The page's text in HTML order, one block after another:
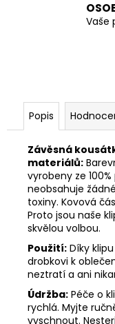
Vaše
Popis
Závěsná
materiálů:
vyrobeny ze
neobsahuje
toxiny. Kovová
Proto jsou naše
skvělou volbou.
Použití: Díky
drobkovi k
neztratí a ani
Údržba: Péče o
rychlá. Myjte
vyschnout.